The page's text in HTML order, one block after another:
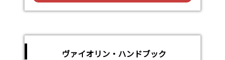
ヴァイオリン・ハンドブック